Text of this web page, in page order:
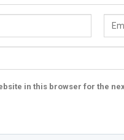
in this browser for the